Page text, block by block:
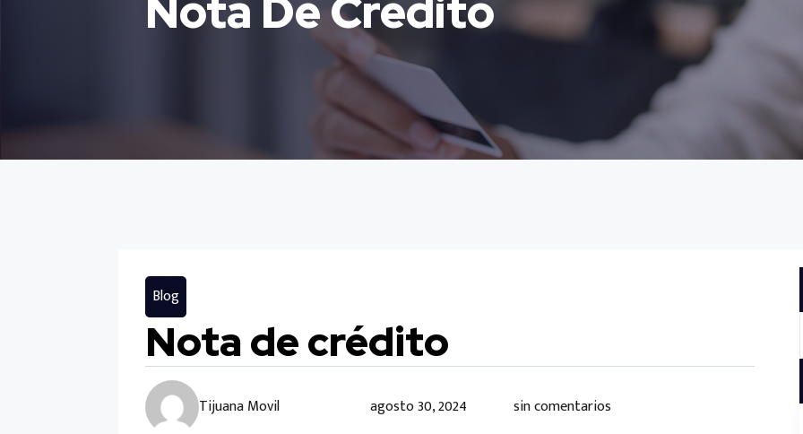
Blog
Nota de crédito
Tijuana Movil agosto 30, 2024 sin comentarios